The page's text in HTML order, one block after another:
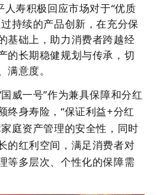
人寿积极回应市场对于“优质
持续的产品创新，在充分保
基础上，助力消费者跨越经
的长期稳健规划与传承，切
意度。
威一号”作为兼具保障和分红
终身寿险，“保证利益+分红
庭资产管理的安全性，同时
的红利空间，满足消费者对
等多层次、个性化的保障需